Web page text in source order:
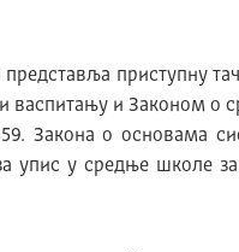
приступну
и Законом о
Закона о основама
упис у средње школе